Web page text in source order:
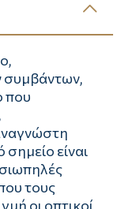
συμβάντων,
που
σημείο είναι
τους
οι οπτικοί